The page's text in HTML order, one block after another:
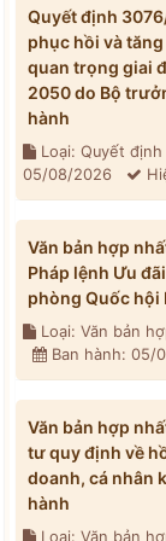
Quyết định
phục hồi và
quan trọng giai
2050 do Bộ
hành
Loại: Quyết định
05/08/2026
Văn bản hợp
Pháp lệnh Ưu
phòng Quốc hội
Loại: Văn bản
Ban hành: 05/
Văn bản hợp
tư quy định về
doanh, cá nhân
hành
Loại: Văn bản